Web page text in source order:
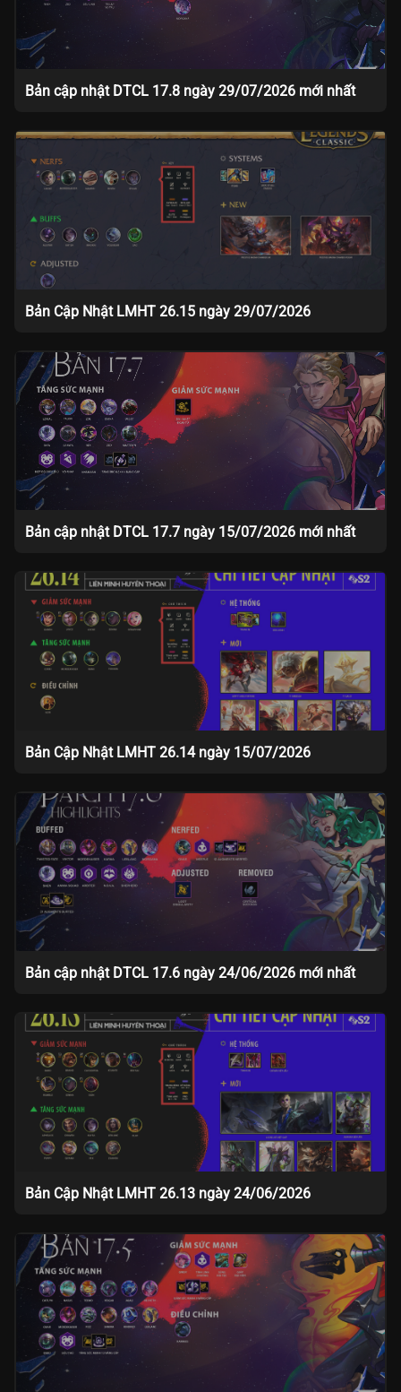
Bản cập nhật DTCL 17.8 ngày 29/07/2026 mới nhất
Bản Cập Nhật LMHT 26.15 ngày 29/07/2026
Bản cập nhật DTCL 17.7 ngày 15/07/2026 mới nhất
Bản Cập Nhật LMHT 26.14 ngày 15/07/2026
Bản cập nhật DTCL 17.6 ngày 24/06/2026 mới nhất
Bản Cập Nhật LMHT 26.13 ngày 24/06/2026